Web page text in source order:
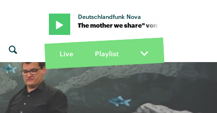
Deutschlandfunk Nova
· "The mother we share" von Chvrches · "The mother we
Live Playlist